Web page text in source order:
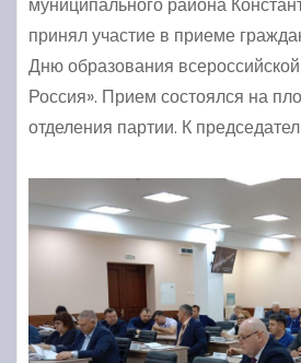
принял участие в приеме
Дню образования
Россия». Прием состоялся на
отделения партии. К